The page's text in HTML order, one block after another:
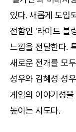
있다. 새롭게 도입
전함인 '라이트 블
느낌을 전달한다.
새로운 전개를 모
성우와 김혜성 성
게임의 이야기성
높이는 시도다.